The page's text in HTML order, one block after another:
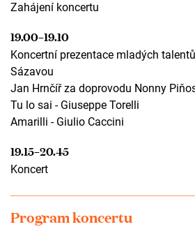
Zahájení koncertu
19.00–19.10
Koncertní prezentace mladých
Sázavou
Jan Hrnčíř za doprovodu Nonny
Tu lo sai - Giuseppe Torelli
Amarilli - Giulio Caccini
19.15–20.45
Koncert
Program koncertu